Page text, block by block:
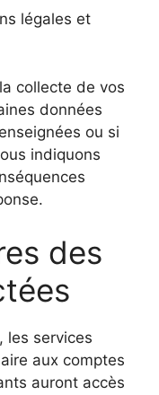
légales et
collecte de vos
données
ou si
indiquons
des
les services
aux comptes
auront accès